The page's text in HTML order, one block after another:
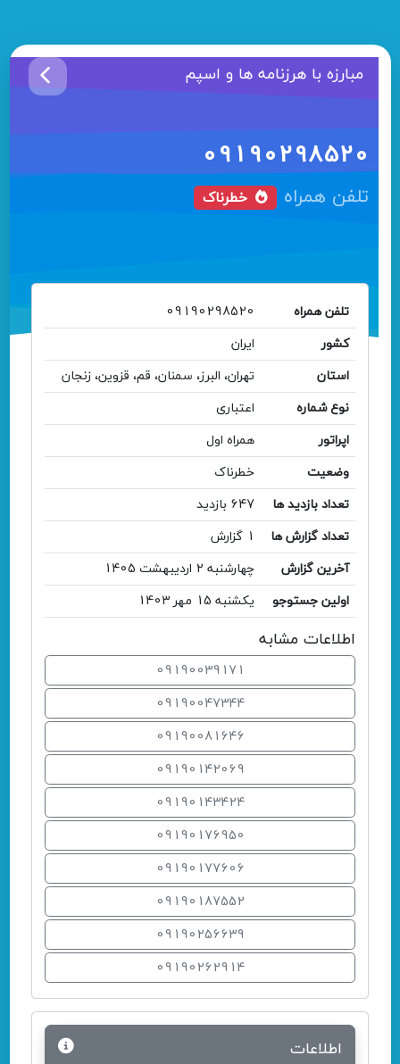
مبارزه با هرزنامه ها و اسپم
09190298520
تلفن همراه خطرناک
تلفن همراه
09190298520
کشور
ایران
استان
تهران، البرز، سمنان، قم، قزوین، زنجان
نوع شماره
اعتباری
اپراتور
همراه اول
وضعیت
خطرناک
تعداد بازدید ها
647 بازدید
تعداد گزارش ها
1 گزارش
آخرین گزارش
چهارشنبه 2 اردیبهشت 1405
اولین جستوجو
یکشنبه 15 مهر 1403
اطلاعات مشابه
09190039171
09190047344
09190081646
09190142069
09190143424
09190176950
09190177606
09190187552
09190256639
09190262914
اطلاعات